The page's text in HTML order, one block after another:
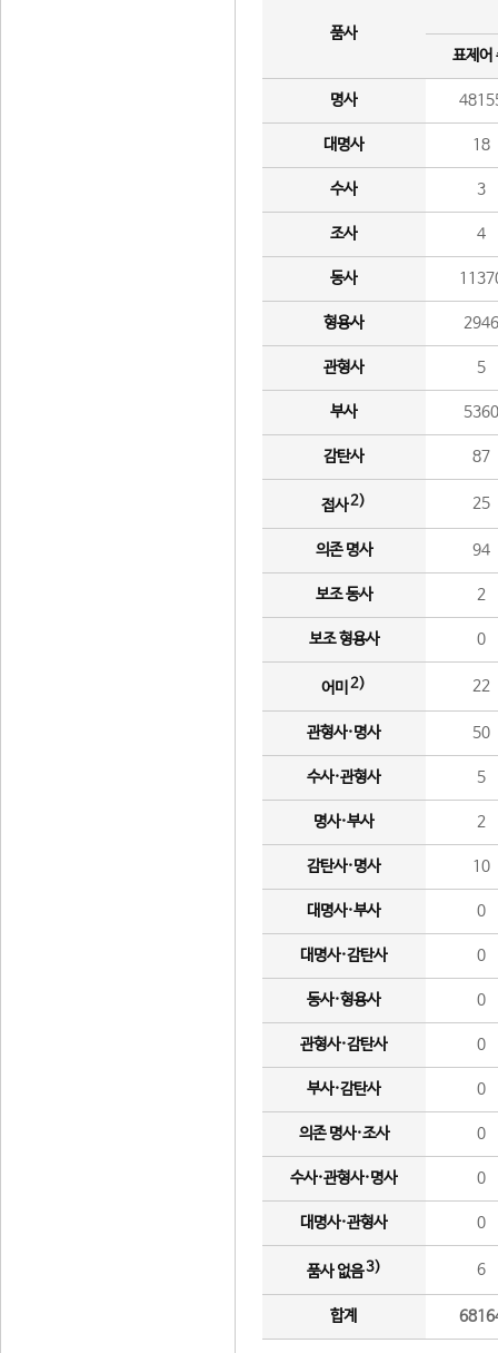
품사
표제어
명사
대명사 18
수사 3
조사 4
동사
형용사 2946
관형사 5
부사 5360
감탄사 87
접사2) 25
의존 명사 94
보조 동사 2
보조 형용사 0
어미 2) 22
관형사·명사 50
수사·관형사 5
명사·부사 2
감탄사·명사 10
대명사·부사 0
대명사·감탄사 0
동사·형용사 0
관형사·감탄사 0
부사·감탄사 0
의존 명사·조사 0
수사·관형사·명사 0
대명사·관형사 0
품사 없음3) 6
합계